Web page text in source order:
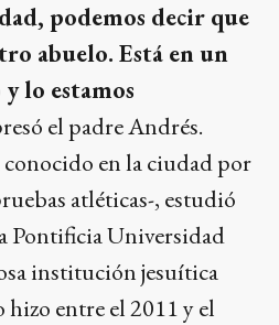
podemos decir que
abuelo. Está en un
lo estamos
el padre Andrés.
en la ciudad por
atléticas-, estudió
Pontificia Universidad
institución jesuítica
entre el 2011 y el